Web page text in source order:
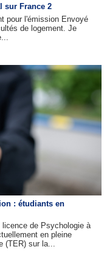
sur France 2
pour l'émission Envoyé
de logement. Je
: étudiants en
de Psychologie à
en pleine
(TER) sur la...